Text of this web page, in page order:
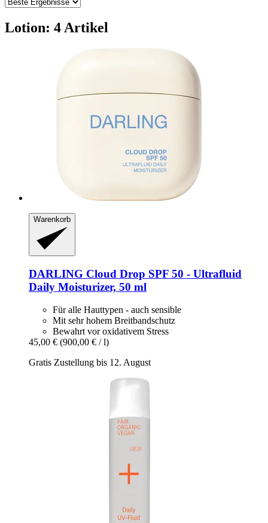
Lotion: 4 Artikel
Warenkorb
DARLING Cloud Drop SPF 50 -​ Ultrafluid
Daily Moisturizer, 50 ml
Für alle Hauttypen - auch sensible
Mit sehr hohem Breitbandschutz
Bewahrt vor oxidativem Stress
45,00 € (900,00 € / l)
Gratis Zustellung bis 12. August